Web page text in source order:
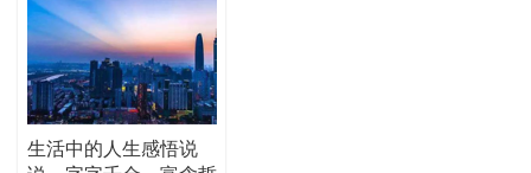
生活中的人生感悟说